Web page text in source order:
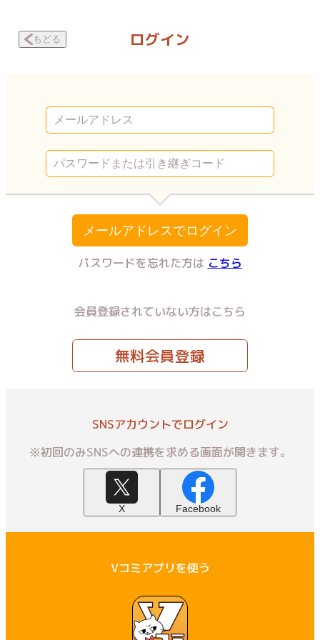
もどる ログイン
メールアドレスでログイン
パスワードを忘れた方は こちら
会員登録されていない方はこちら
無料会員登録
SNSアカウントでログイン
※初回のみSNSへの連携を求める画面が開きます。
X Facebook
Vコミアプリを使う